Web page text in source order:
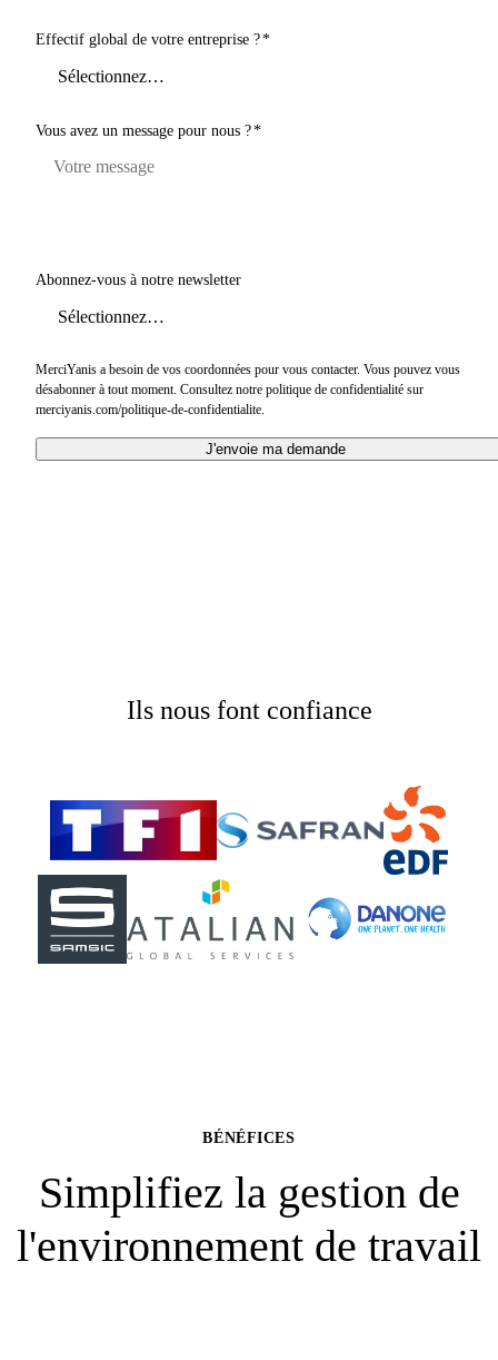
Effectif global de votre entreprise ?*
Vous avez un message pour nous ?*
Abonnez-vous à notre newsletter
MerciYanis a besoin de vos coordonnées pour vous contacter. Vous pouvez vous
désabonner à tout moment. Consultez notre politique de confidentialité sur
merciyanis.com/politique-de-confidentialite.
J'envoie ma demande
Ils nous font confiance
BÉNÉFICES
Simplifiez la gestion de
l'environnement de travail